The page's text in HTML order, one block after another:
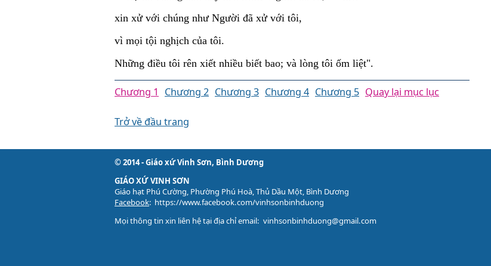
xin xử với chúng như Người đã xử với tôi,
vì mọi tội nghịch của tôi.
Những điều tôi rên xiết nhiều biết bao; và lòng tôi ốm liệt".
Chương 1 Chương 2 Chương 3 Chương 4 Chương 5 Quay lại mục lục
Trở về đầu trang
© 2014 - Giáo xứ Vinh Sơn, Bình Dương
GIÁO XỨ VINH SƠN
Giáo hạt Phú Cường, Phường Phú Hoà, Thủ Dầu Một, Bình Dương
Facebook: https://www.facebook.com/vinhsonbinhduong
Mọi thông tin xin liên hệ tại địa chỉ email: vinhsonbinhduong@gmail.com